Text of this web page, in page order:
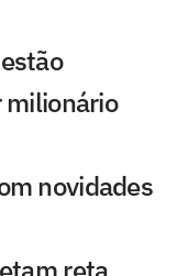
milionário
novidades